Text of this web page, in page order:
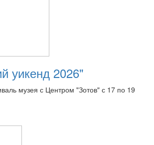
уикенд 2026"
музея с Центром "Зотов" с 17 по 19